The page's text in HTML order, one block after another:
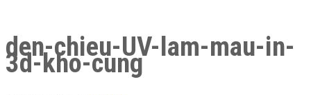
den-chieu-UV-lam-mau-in-
3d-kho-cung